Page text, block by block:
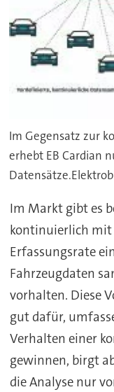
Im Gegensatz zur
erhebt EB Cardian
Im Markt gibt es
kontinuierlich
Erfassungsrate
Fahrzeugdaten
vorhalten. Diese
gut dafür,
Verhalten einer
gewinnen, birgt
die Analyse nur